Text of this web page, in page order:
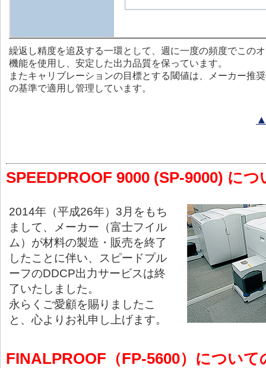
繰返し精度を追及する一環として、週に一度の頻度でこの
機能を使用し、安定した出力品質を保っています。
またキャリブレーションの目標とする閾値は、メーカー推
の基準で適用し管理しています。
SPEEDPROOF 9000 (SP-9000) に
2014年（平成26年）3月をもち
まして、メーカー（富士フイル
ム）が材料の製造・販売を終了
したことに伴い、スピードプル
ーフのDDCP出力サービスは終
了いたしました。
永らくご愛顧を賜りましたこ
と、心よりお礼申し上げます。
FINALPROOF（FP-5600）について